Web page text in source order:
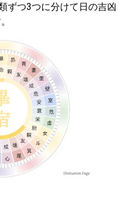
ずつ3つに分けて日の吉凶